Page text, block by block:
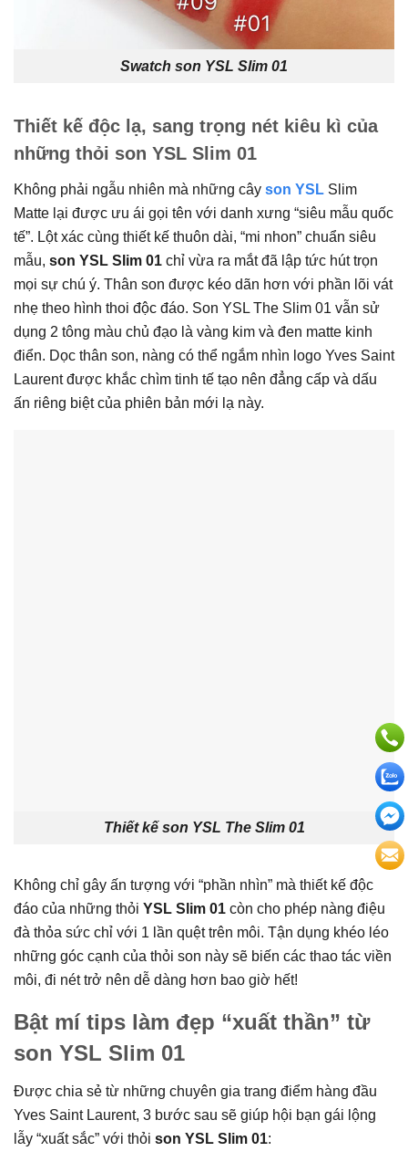
Swatch son YSL Slim 01
Thiết kế độc lạ, sang trọng nét kiêu kì của
những thỏi son YSL Slim 01
Không phải ngẫu nhiên mà những cây son YSL Slim
Matte lại được ưu ái gọi tên với danh xưng “siêu mẫu quốc
tế”. Lột xác cùng thiết kế thuôn dài, “mi nhon” chuẩn siêu
mẫu, son YSL Slim 01 chỉ vừa ra mắt đã lập tức hút trọn
mọi sự chú ý. Thân son được kéo dãn hơn với phần lõi vát
nhẹ theo hình thoi độc đáo. Son YSL The Slim 01 vẫn sử
dụng 2 tông màu chủ đạo là vàng kim và đen matte kinh
điển. Dọc thân son, nàng có thể ngắm nhìn logo Yves Saint
Laurent được khắc chìm tinh tế tạo nên đẳng cấp và dấu
ấn riêng biệt của phiên bản mới lạ này.
Thiết kế son YSL The Slim 01
Không chỉ gây ấn tượng với “phần nhìn” mà thiết kế độc
đáo của những thỏi YSL Slim 01 còn cho phép nàng điệu
đà thỏa sức chỉ với 1 lần quệt trên môi. Tận dụng khéo léo
những góc cạnh của thỏi son này sẽ biến các thao tác viền
môi, đi nét trở nên dễ dàng hơn bao giờ hết!
Bật mí tips làm đẹp “xuất thần” từ
son YSL Slim 01
Được chia sẻ từ những chuyên gia trang điểm hàng đầu
Yves Saint Laurent, 3 bước sau sẽ giúp hội bạn gái lộng
lẫy “xuất sắc” với thỏi son YSL Slim 01: